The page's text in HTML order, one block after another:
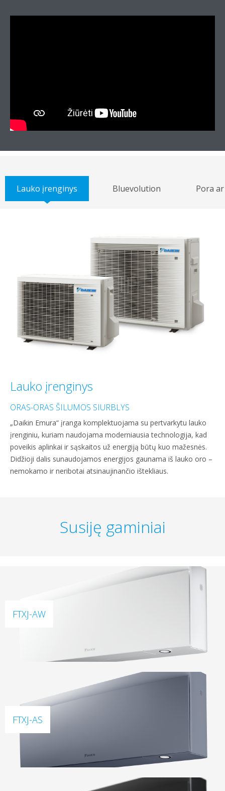
Lauko įrenginys Bluevolution Pora
Lauko įrenginys
ORAS-ORAS ŠILUMOS SIURBLYS
„Daikin Emura“ įranga komplektuojama su pertvarkytu lauko
įrenginiu, kuriam naudojama moderniausia technologija, kad
poveikis aplinkai ir sąskaitos už energiją būtų kuo mažesnės.
Didžioji dalis sunaudojamos energijos gaunama iš lauko oro –
nemokamo ir neribotai atsinaujinančio ištekliaus.
Susiję gaminiai
FTXJ-AW
FTXJ-AS